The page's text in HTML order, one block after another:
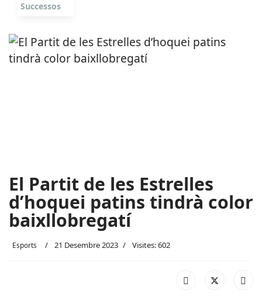
Successos
El Partit de les Estrelles
d’hoquei patins tindrà color
baixllobregatí
Esports 21 Desembre 2023 Visites: 602